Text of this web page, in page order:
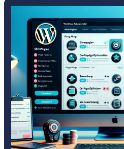
Quel
est
le
meilleur
plugin
WordPress
gratuit
pour
SEO
2024
?
Notre
test
complet
!